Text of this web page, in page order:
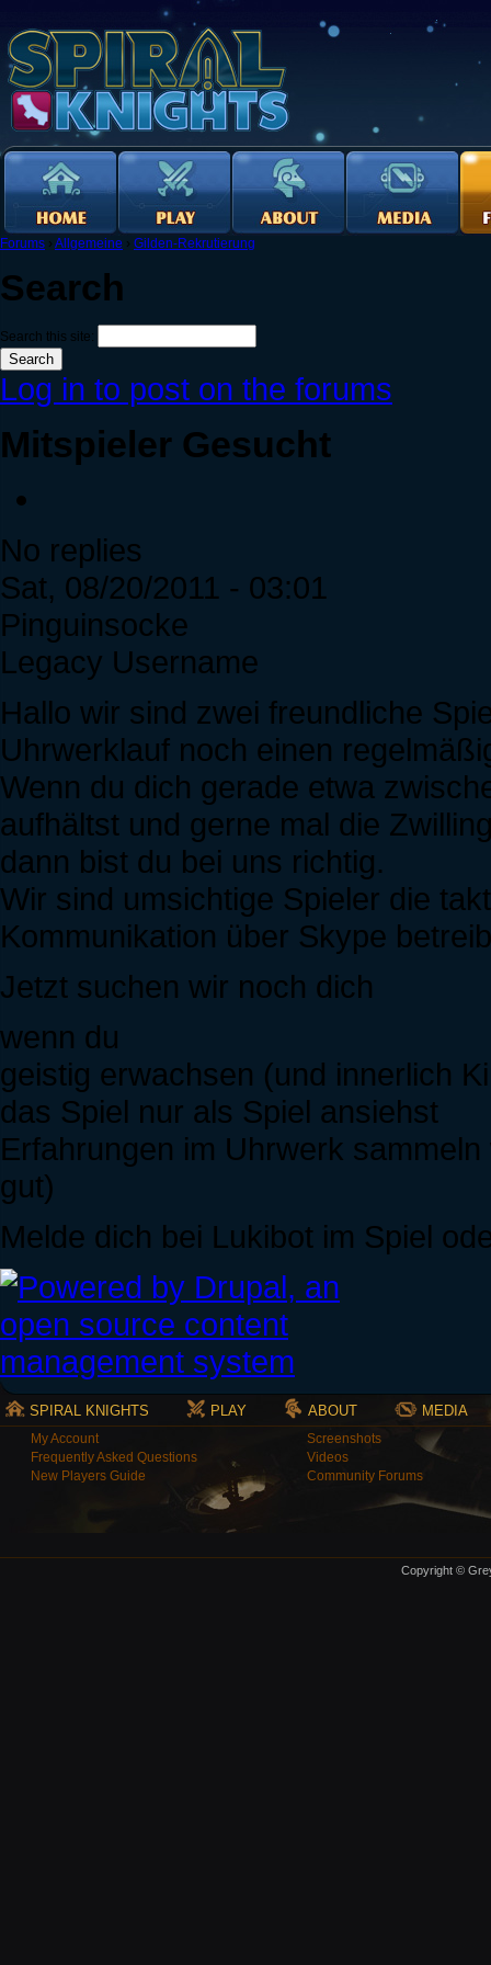
Forums › Allgemeine › Gilden-Rekrutierung
Search
Search this site:
Log in to post on the forums
Mitspieler Gesucht
No replies
Sat, 08/20/2011 - 03:01
Pinguinsocke
Legacy Username
Hallo wir sind zwei freundliche
Uhrwerklauf noch einen
Wenn du dich gerade etwa
aufhältst und gerne mal die
dann bist du bei uns richtig.
Wir sind umsichtige Spieler die
Kommunikation über Skype
Jetzt suchen wir noch dich
wenn du
geistig erwachsen (und innerlich
das Spiel nur als Spiel ansiehst
Erfahrungen im Uhrwerk
gut)
Melde dich bei Lukibot im Spiel
SPIRAL KNIGHTS PLAY ABOUT MEDIA
My Account
Frequently Asked Questions
New Players Guide
Screenshots
Videos
Community Forums
Copyright ©